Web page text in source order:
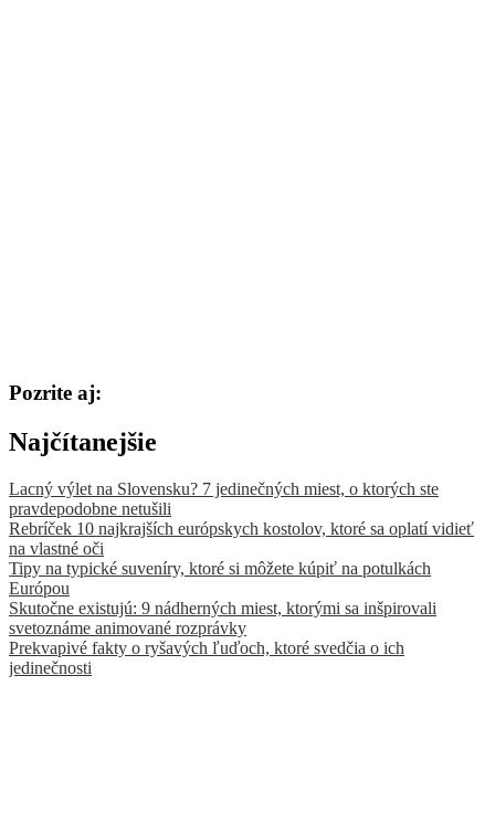
Pozrite aj:
Najčítanejšie
Lacný výlet na Slovensku? 7 jedinečných miest, o ktorých ste
pravdepodobne netušili
Rebríček 10 najkrajších európskych kostolov, ktoré sa oplatí vidieť
na vlastné oči
Tipy na typické suveníry, ktoré si môžete kúpiť na potulkách
Európou
Skutočne existujú: 9 nádherných miest, ktorými sa inšpirovali
svetoznáme animované rozprávky
Prekvapivé fakty o ryšavých ľuďoch, ktoré svedčia o ich
jedinečnosti